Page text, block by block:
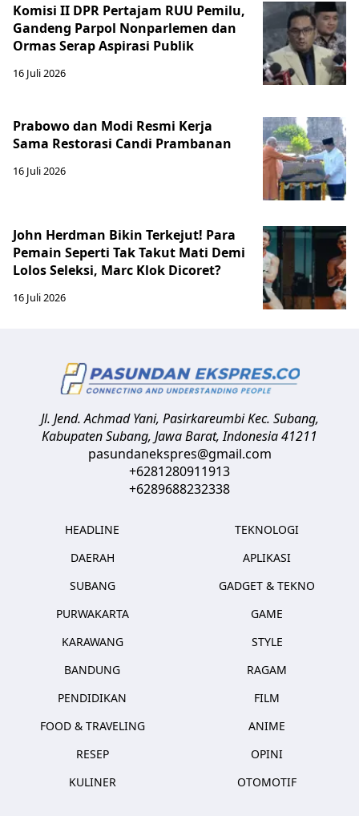
Komisi II DPR Pertajam RUU Pemilu,
Gandeng Parpol Nonparlemen dan
Ormas Serap Aspirasi Publik
16 Juli 2026
Prabowo dan Modi Resmi Kerja
Sama Restorasi Candi Prambanan
16 Juli 2026
John Herdman Bikin Terkejut! Para
Pemain Seperti Tak Takut Mati Demi
Lolos Seleksi, Marc Klok Dicoret?
16 Juli 2026
Jl. Jend. Achmad Yani, Pasirkareumbi Kec. Subang,
Kabupaten Subang, Jawa Barat,Indonesia41211
pasundanekspres@gmail.com
+6281280911913
+6289688232338
HEADLINE
DAERAH
SUBANG
PURWAKARTA
KARAWANG
BANDUNG
PENDIDIKAN
FOOD & TRAVELING
RESEP
KULINER
TEKNOLOGI
APLIKASI
GADGET & TEKNO
GAME
STYLE
RAGAM
FILM
ANIME
OPINI
OTOMOTIF